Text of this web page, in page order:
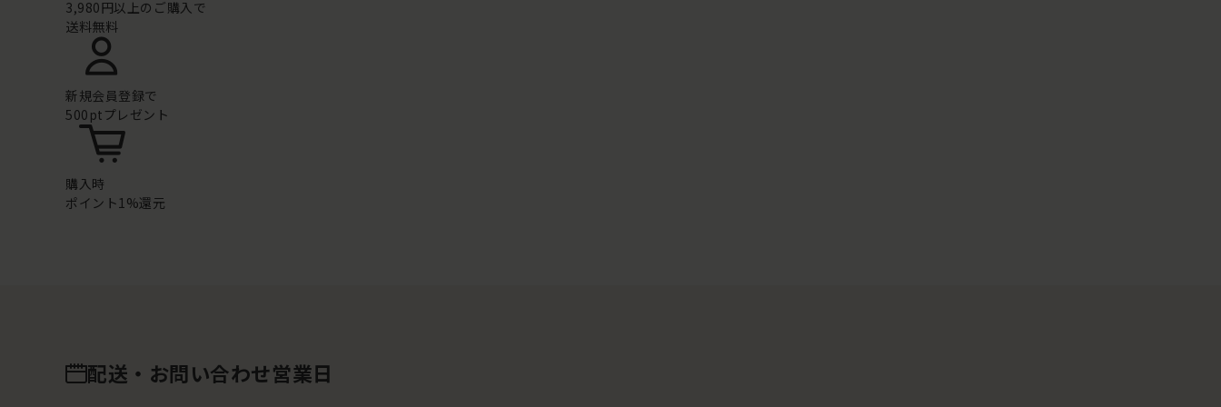
3,980円以上のご購入で
送料無料
新規会員登録で
500ptプレゼント
購入時
ポイント1%還元
配送・お問い合わせ営業日